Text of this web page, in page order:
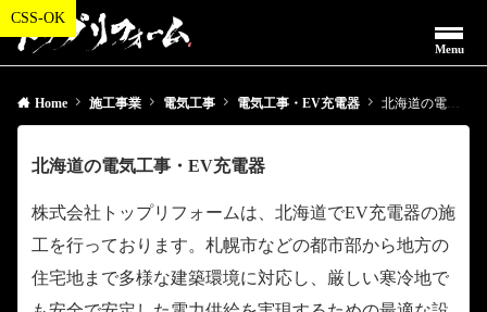
Menu
Home 施工事業 電気工事 電気工事・EV充電器 北海道の電気工事・EV充電器
北海道の電気工事・EV充電器
株式会社トップリフォームは、北海道でEV充電器の施
工を行っております。札幌市などの都市部から地方の
住宅地まで多様な建築環境に対応し、厳しい寒冷地で